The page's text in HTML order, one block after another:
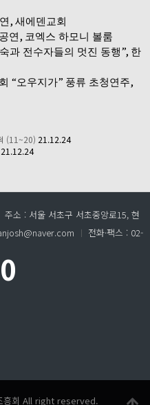
, 새에덴교회
연 , 코엑스 하모니 볼룸
과 전수자들의 멋진 동행”, 한
“오우지가” 풍류 초청연주,
(11~20) 21.12.24
21.12.24
주소 : 서울 서초구 서초중앙로15, 현
ㅣ 전화·팩스 : 02-
흥회 All right reserved.